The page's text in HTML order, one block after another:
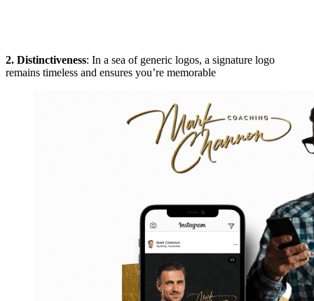
2. Distinctiveness: In a sea of generic logos, a signature logo
remains timeless and ensures you’re memorable